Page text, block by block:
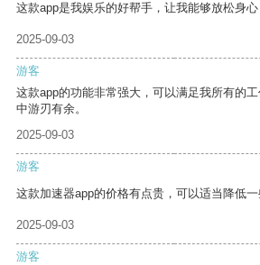
这款app是我娱乐的好帮手，让我能够放松身心
2025-09-03
游客
这款app的功能非常强大，可以满足我所有的
中游刃有余。
2025-09-03
游客
这款加速器app的价格有点贵，可以适当降低一
2025-09-03
游客